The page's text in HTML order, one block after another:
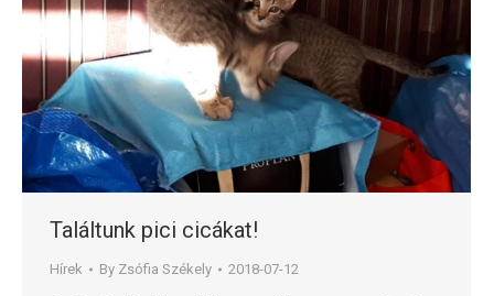
Találtunk pici cicákat!
Hírek By Zsófia Székely 2018-07-12